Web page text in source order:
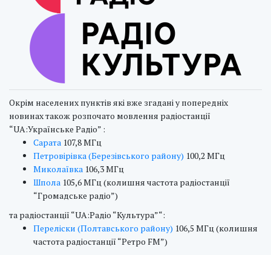
Окрім населених пунктів які вже згадані у попередніх
новинах також розпочато мовлення радіостанції
“UA:Українське Радіо” :
Сарата 107,8 МГц
Петровірівка (Березівського району) 100,2 МГц
Миколаївка 106,3 МГц
Шпола 105,6 МГц (колишня частота радіостанції
“Громадське радіо”)
та радіостанції “UA:Радіо “Культура”“:
Переліски (Полтавського району) 106,5 МГц (колишня
частота радіостанції “Ретро FM”)